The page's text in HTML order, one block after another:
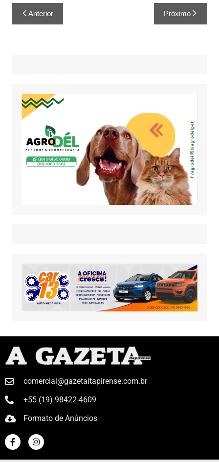
Anterior Próximo
comercial@gazetaitapirense.com.br
+55 (19) 98422-4609
Formato de Anúncios